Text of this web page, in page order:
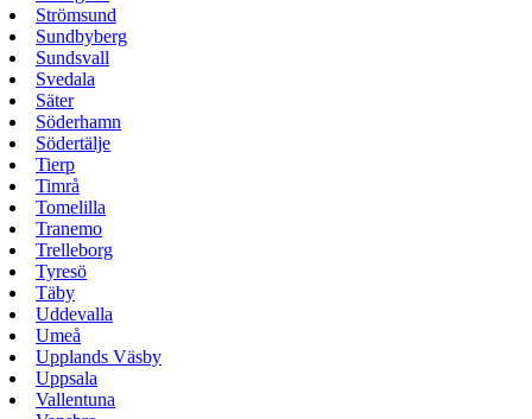
Strömsund
Sundbyberg
Sundsvall
Svedala
Säter
Söderhamn
Södertälje
Tierp
Timrå
Tomelilla
Tranemo
Trelleborg
Tyresö
Täby
Uddevalla
Umeå
Upplands Väsby
Uppsala
Vallentuna